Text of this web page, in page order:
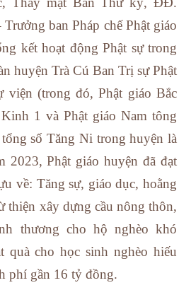
ban Pháp chế Phật giáo
kết hoạt động Phật sự trong
huyện Trà Cú Ban Trị sự Phật
viện (trong đó, Phật giáo Bắc
1 và Phật giáo Nam tông
số Tăng Ni trong huyện là
2023, Phật giáo huyện đã đạt
về: Tăng sự, giáo dục, hoằng
thiện xây dựng cầu nông thôn,
thương cho hộ nghèo khó
quà cho học sinh nghèo hiếu
gần 16 tỷ đồng.